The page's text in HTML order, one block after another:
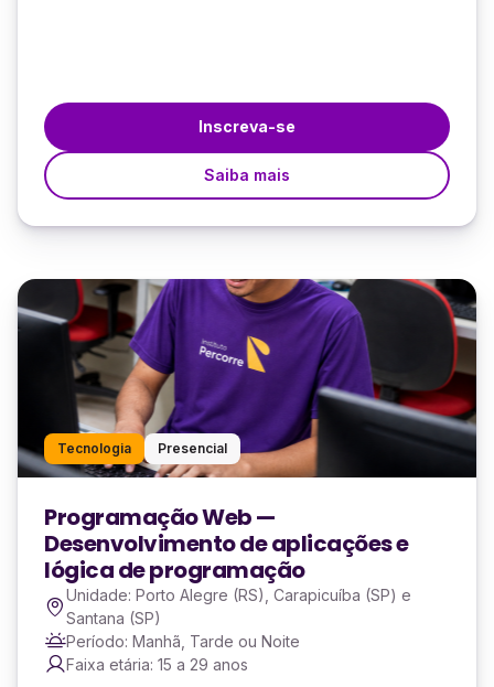
Inscreva-se
Saiba mais
Tecnologia Presencial
Programação Web —
Desenvolvimento de aplicações e
lógica de programação
Unidade: Porto Alegre (RS), Carapicuíba (SP) e
Santana (SP)
Período: Manhã, Tarde ou Noite
Faixa etária: 15 a 29 anos